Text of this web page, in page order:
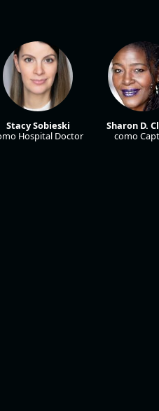
Stacy Sobieski
Hospital Doctor
Sharon D.
como